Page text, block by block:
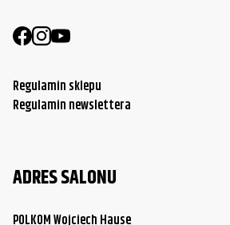
Regulamin sklepu
Regulamin newslettera
ADRES SALONU
POLKOM Wojciech Hause